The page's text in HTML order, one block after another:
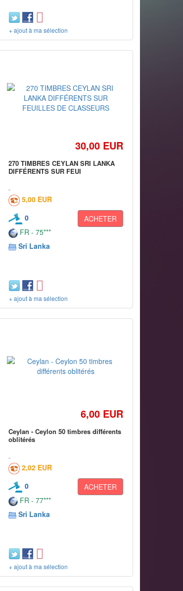
+ ajout à ma sélection
30,00 EUR
270 TIMBRES CEYLAN SRI LANKA
DIFFÉRENTS SUR FEUI
5,00 EUR
0
ACHETER
FR - 75***
Sri Lanka
+ ajout à ma sélection
6,00 EUR
Ceylan - Ceylon 50 timbres différents
oblitérés
2,02 EUR
0
ACHETER
FR - 77***
Sri Lanka
+ ajout à ma sélection